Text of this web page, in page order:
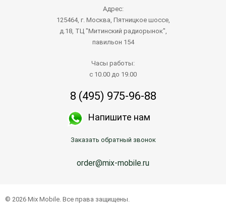
Адрес:
125464, г. Москва, Пятницкое шоссе,
д.18, ТЦ "Митинский радиорынок",
павильон 154
Часы работы:
с 10.00 до 19.00
8 (495) 975-96-88
Напишите нам
Заказать обратный звонок
order@mix-mobile.ru
© 2026 Mix Mobile. Все права защищены.